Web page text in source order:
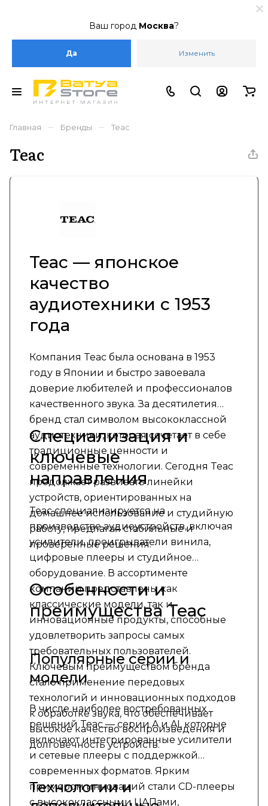
Ваш город Москва?
Да Изменить
Главная – Бренды – Teac
Teac
Teac — японское
качество
аудиотехники с 1953
года
Компания Teac была основана в 1953
году в Японии и быстро завоевала
доверие любителей и профессионалов
качественного звука. За десятилетия
бренд стал символом высококлассной
аудиотехники, которая сочетает в себе
традиционные ценности и
современные технологии. Сегодня Teac
продолжает развивать линейки
устройств, ориентированных на
домашнее использование и студийную
работу, предлагая стабильные и
проверенные решения.
Специализация и
ключевые
направления
Teac специализируется на
производстве аудиоустройств, включая
усилители, проигрыватели винила,
цифровые плееры и студийное
оборудование. В ассортименте
компании представлены как
классические модели, так и
инновационные продукты, способные
удовлетворить запросы самых
требовательных пользователей.
Ключевым преимуществом бренда
стало применение передовых
технологий и инновационных подходов
к обработке звука, что обеспечивает
высокое качество воспроизведения и
долговечность устройств.
Особенности и
преимущества Teac
Популярные серии и
модели
В числе наиболее востребованных
решений Teac — серии A и AI, которые
включают интегрированные усилители
и сетевые плееры с поддержкой
современных форматов. Ярким
примером инноваций стали CD-плееры
с высококлассными ЦАПами,
Технологии и